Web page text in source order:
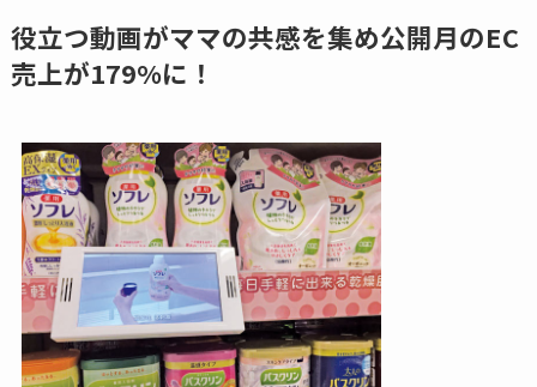
役立つ動画がママの共感を集め公開月のEC
売上が179%に！